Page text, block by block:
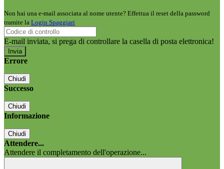
Non hai una e-mail associata al nome utente? Effettua il reset della password
tramite la Login Spaggiari
E-mail inviata, si prega di controllare la casella di posta elettronica!
Errore
Chiudi
Successo
Chiudi
Informazione
Chiudi
Attendere...
Attendere il completamento dell'operazione...